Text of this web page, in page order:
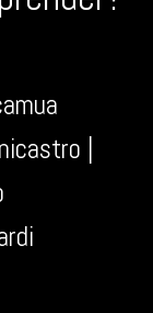
|